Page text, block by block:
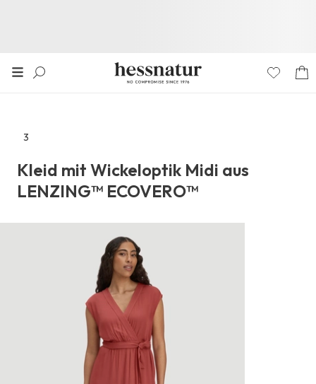
Zu
Reviews
3
Kleid mit Wickeloptik Midi aus
LENZING™ ECOVERO™